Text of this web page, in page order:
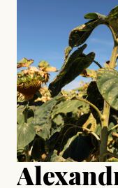
Jonas Lundström
Publicerad24 July,
Jesper Lundby
Publicerad15 July,
Uppdaterad15 July,